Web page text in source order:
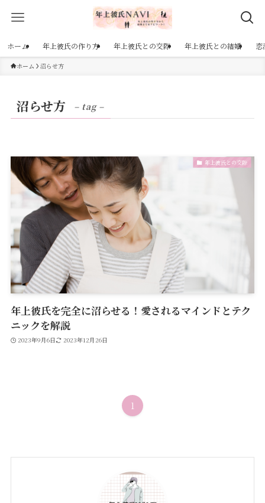
ホーム 年上彼氏の作り方 年上彼氏との交際 年上彼氏との結婚 恋
ホーム 沼らせ方
沼らせ方 – tag –
年上彼氏との交際
年上彼氏を完全に沼らせる！愛されるマインドとテク
ニックを解説
2023年9月6日 2023年12月26日
1